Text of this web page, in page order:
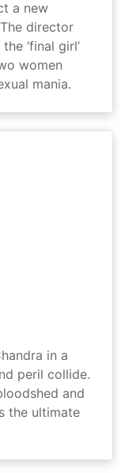
a new
director
‘final girl’
women
mania.
in a
peril collide.
and
the ultimate